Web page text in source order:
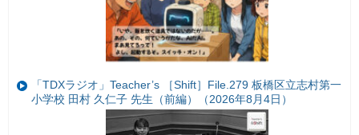
「TDXラジオ」Teacher’s ［Shift］File.279 板橋区立志村第一
小学校 田村 久仁子 先生（前編）（2026年8月4日）